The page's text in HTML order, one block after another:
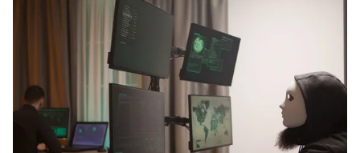
Chất lượng cuộc sống
Học trực tuyến
Hitech Công nghệ tương lai
Sản phẩm
Giao lưu trực tuyến